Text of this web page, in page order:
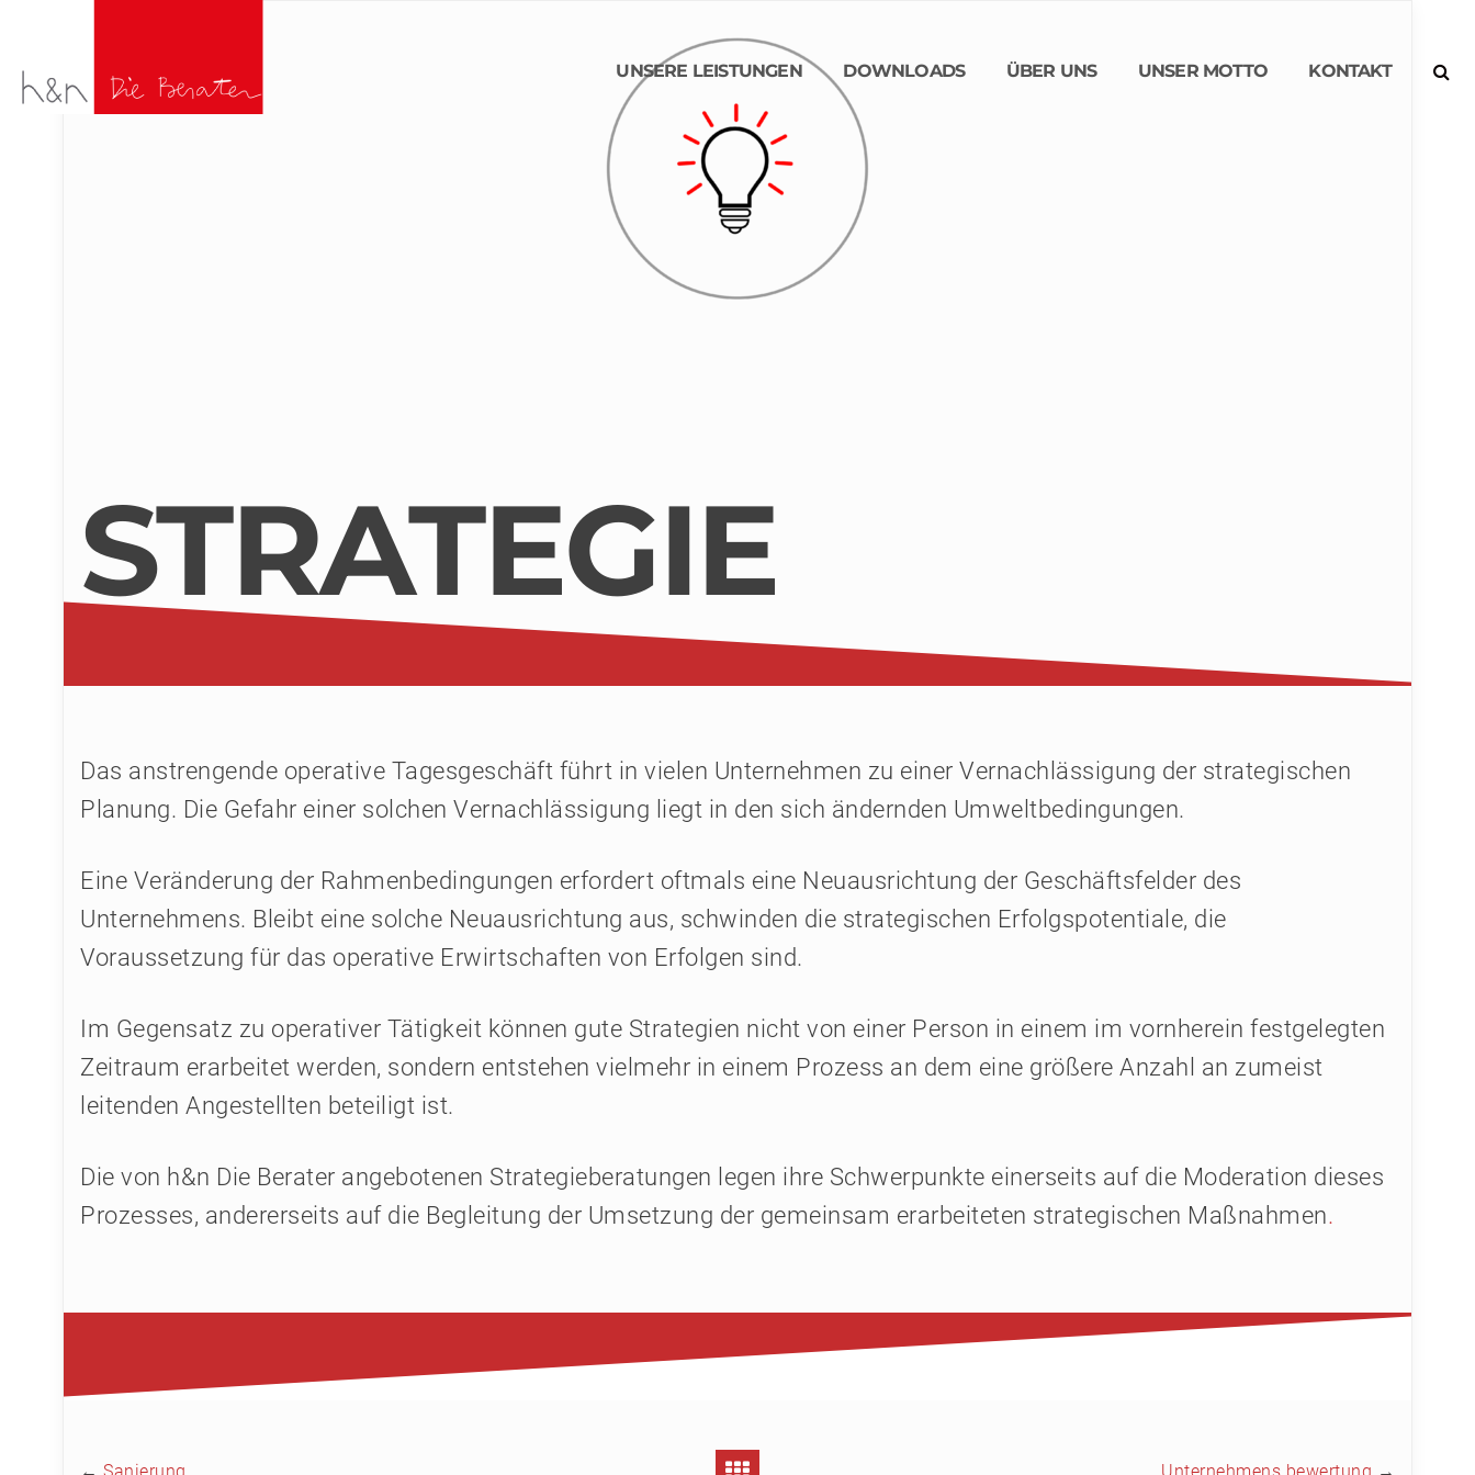
UNSERE LEISTUNGEN DOWNLOADS ÜBER UNS UNSER MOTTO KONTAKT
STRATEGIE
Das anstrengende operative Tagesgeschäft führt in vielen Unternehmen zu einer Vernachlässigung der strategischen
Planung. Die Gefahr einer solchen Vernachlässigung liegt in den sich ändernden Umweltbedingungen.
Eine Veränderung der Rahmenbedingungen erfordert oftmals eine Neuausrichtung der Geschäftsfelder des
Unternehmens. Bleibt eine solche Neuausrichtung aus, schwinden die strategischen Erfolgspotentiale, die
Voraussetzung für das operative Erwirtschaften von Erfolgen sind.
Im Gegensatz zu operativer Tätigkeit können gute Strategien nicht von einer Person in einem im vornherein festgelegten
Zeitraum erarbeitet werden, sondern entstehen vielmehr in einem Prozess an dem eine größere Anzahl an zumeist
leitenden Angestellten beteiligt ist.
Die von h&n Die Berater angebotenen Strategieberatungen legen ihre Schwerpunkte einerseits auf die Moderation dieses
Prozesses, andererseits auf die Begleitung der Umsetzung der gemeinsam erarbeiteten strategischen Maßnahmen.